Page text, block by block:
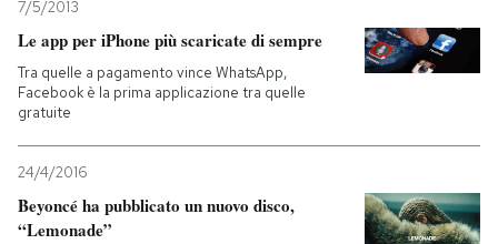
7/5/2013
Le app per iPhone più scaricate di sempre
Tra quelle a pagamento vince WhatsApp,
Facebook è la prima applicazione tra quelle
gratuite
24/4/2016
Beyoncé ha pubblicato un nuovo disco,
“Lemonade”